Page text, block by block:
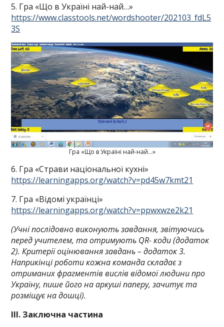
5. Гра «Що в Україні най-най…»
https://www.classtools.net/wordshooter/202103_fdL5
3S
Гра «Що в Україні най-най…»
6. Гра «Страви національної кухні»
https://learningapps.org/watch?v=pd45w7kmt21
7. Гра «Відомі українці»
https://learningapps.org/watch?v=ppwxwze2k21
(Учні послідовно виконують завдання, звітуючись
перед учителем, та отримують QR- коди (додаток
2). Критерії оцінювання завдань – додаток 3.
Наприкінці роботи кожна команда складає з
отриманих фрагментів вислів відомої людини про
Україну, пише його на аркуші паперу, зачитує та
розміщує на дошці).
ІІІ. Заключна частина